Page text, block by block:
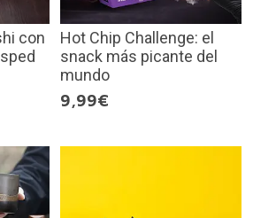
con
Hot Chip Challenge: el
snack más picante del
mundo
9,99€